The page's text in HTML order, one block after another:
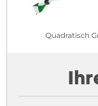
Quadratisch